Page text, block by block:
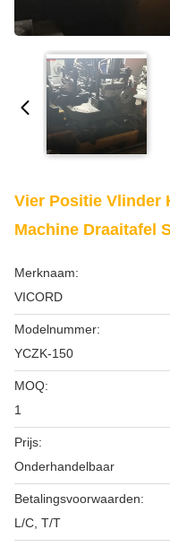
Vier Positie Vlinder
Machine Draaitafel
Merknaam:
VICORD
Modelnummer:
YCZK-150
MOQ:
1
Prijs:
Onderhandelbaar
Betalingsvoorwaarden:
L/C, T/T